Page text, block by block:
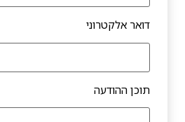
דואר אלקטרוני
תוכן ההודעה